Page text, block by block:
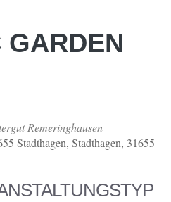
Remeringhausen
Stadthagen, Stadthagen, 31655